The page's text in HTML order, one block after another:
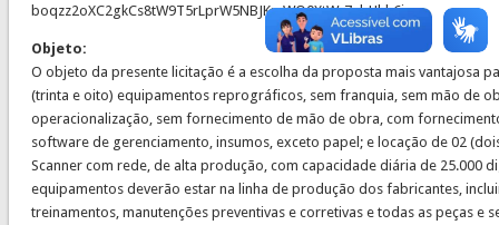
boqzz2oXC2gkCs8tW9T5rLprW5NBJKmWQ0XtW-7nbHhh6i
Objeto:
O objeto da presente licitação é a escolha da proposta mais vantajosa
(trinta e oito) equipamentos reprográficos, sem franquia, sem mão de
operacionalização, sem fornecimento de mão de obra, com
software de gerenciamento, insumos, exceto papel; e locação de 02
Scanner com rede, de alta produção, com capacidade diária de 25.000
equipamentos deverão estar na linha de produção dos fabricantes,
treinamentos, manutenções preventivas e corretivas e todas as peças e